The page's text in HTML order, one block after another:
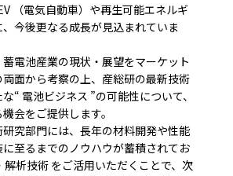
（電気自動車）や再生可能エネルギ
今後更なる成長が見込まれていま
電池産業の現状・展望をマーケット
面から考察の上、産総研の最新技術
“ 電池ビジネス ”の可能性について、
会をご提供します。
究部門には、長年の材料開発や性能
至るまでのノウハウが蓄積されてお
解析技術 をご活用いただくことで、次